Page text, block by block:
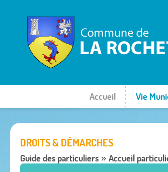
Accueil Vie
DROITS & DÉMARCHES
Guide des particuliers » Accueil